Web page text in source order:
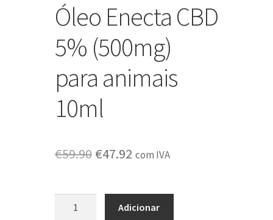
Óleo Enecta CBD
5% (500mg)
para animais
10ml
€59.90 O
original
€47.92O
atual
com IVA
Adicionar